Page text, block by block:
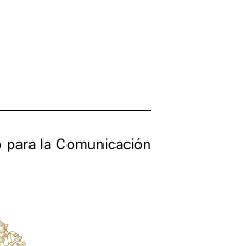
la Comunicación